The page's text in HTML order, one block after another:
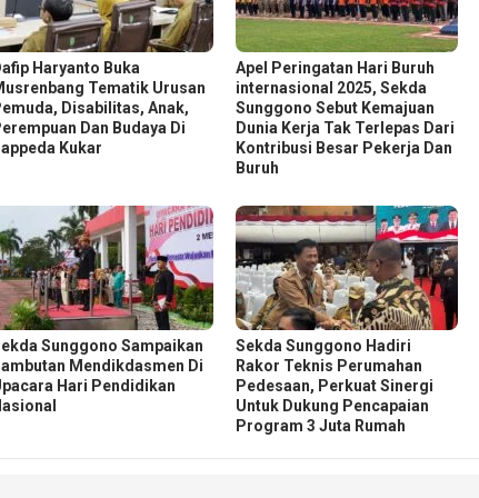
Haryanto Buka
Tematik Urusan
Disabilitas, Anak,
Dan Budaya Di
Kukar
Apel Peringatan Hari Buruh
internasional 2025, Sekda
Sunggono Sebut Kemajuan
Dunia Kerja Tak Terlepas Dari
Kontribusi Besar Pekerja Dan
Buruh
Sunggono Sampaikan
Mendikdasmen Di
Hari Pendidikan
Sekda Sunggono Hadiri
Rakor Teknis Perumahan
Pedesaan, Perkuat Sinergi
Untuk Dukung Pencapaian
Program 3 Juta Rumah